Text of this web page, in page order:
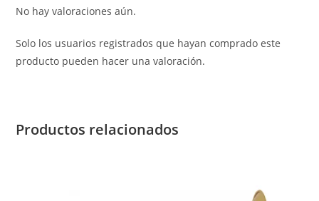
No hay valoraciones aún.
Solo los usuarios registrados que hayan comprado este
producto pueden hacer una valoración.
Productos relacionados